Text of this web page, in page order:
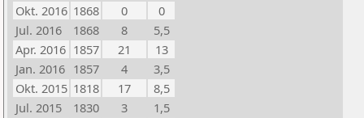
Okt. 2016 1868 0
0
Jul. 2016
1868 8
5,5
Apr. 2016 1857 21
13
Jan. 2016 1857 4
3,5
Okt. 2015 1818 17
8,5
Jul. 2015
1830 3
1,5